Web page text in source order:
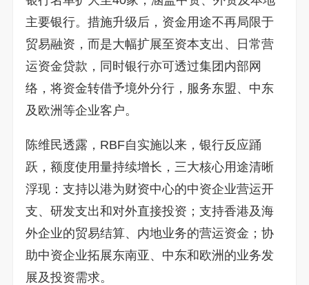
主要银行。措施升级后，资金用途不再局限于
贸易融资，而是大幅扩展至资本支出、日常营
运资金贷款，同时银行亦可透过集团内部网
络，将资金转借予境外分行，服务东盟、中东
及欧洲等企业客户。
陈维民透露，RBF自实施以来，银行反应踊
跃，额度使用量持续增长，三大核心用途清晰
浮现：支持以港为财资中心的中资企业营运开
支、研发支出和对外直接投资；支持香港及海
外企业的贸易结算、内地业务的营运资金；协
助中资企业拓展东南亚、中东和欧洲的业务发
展及投资需求。